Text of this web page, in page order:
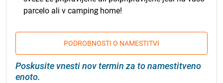
parcelo ali v camping home!
PODROBNOSTI O NAMESTITVI
Poskusite vnesti nov termin za to namestitveno
enoto.